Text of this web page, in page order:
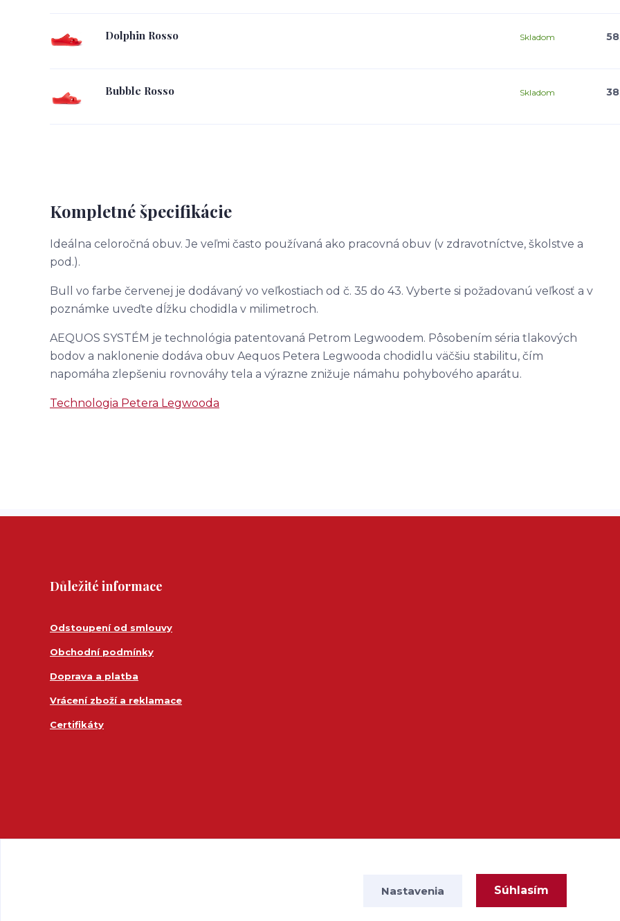
Dolphin Rosso Skladom
Bubble Rosso Skladom
Kompletné špecifikácie
Ideálna celoročná obuv. Je veľmi často používaná ako pracovná obuv (v zdravotníctve, školstve a
pod.).
Bull vo farbe červenej je dodávaný vo veľkostiach od č. 35 do 43. Vyberte si požadovanú veľkosť a v
poznámke uveďte dĺžku chodidla v milimetroch.
AEQUOS SYSTÉM je technológia patentovaná Petrom Legwoodem. Pôsobením séria tlakových
bodov a naklonenie dodáva obuv Aequos Petera Legwooda chodidlu väčšiu stabilitu, čím
napomáha zlepšeniu rovnováhy tela a výrazne znižuje námahu pohybového aparátu.
Technologia Petera Legwooda
Důležité informace
Odstoupení od smlouvy
Obchodní podmínky
Doprava a platba
Vrácení zboží a reklamace
Certifikáty
Nastavenia Súhlasím